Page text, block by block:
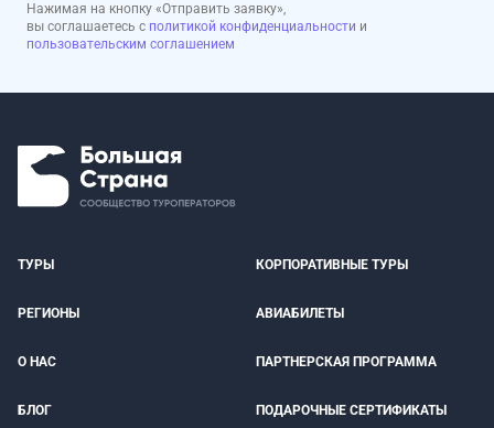
Нажимая на кнопку «Отправить заявку»,
вы соглашаетесь с политикой конфиденциальности и
пользовательским соглашением
ТУРЫ КОРПОРАТИВНЫЕ ТУРЫ
РЕГИОНЫ АВИАБИЛЕТЫ
О НАС ПАРТНЕРСКАЯ ПРОГРАММА
БЛОГ ПОДАРОЧНЫЕ СЕРТИФИКАТЫ